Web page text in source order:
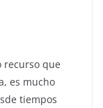
recurso que
es mucho
tiempos